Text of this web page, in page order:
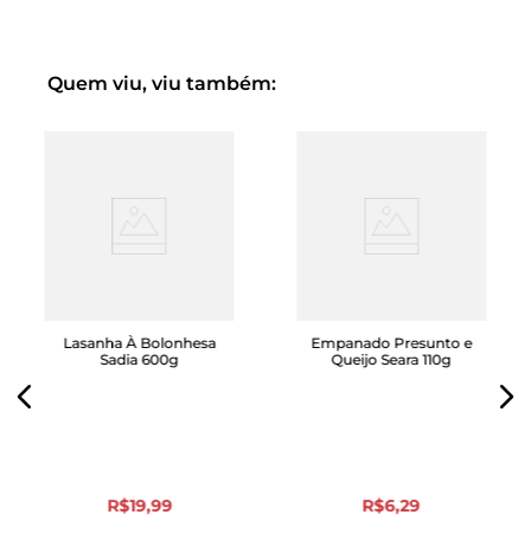
Quem viu, viu também:
Lasanha À Bolonhesa
Sadia 600g
R$19,99
Empanado Presunto e
Queijo Seara 110g
R$6,29